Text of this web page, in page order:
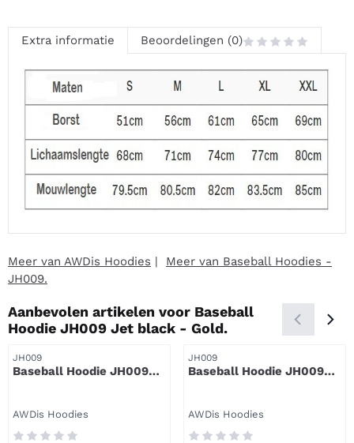
Extra informatie Beoordelingen (0)
Meer van AWDis Hoodies | Meer van Baseball Hoodies -
JH009.
Aanbevolen artikelen voor Baseball
Hoodie JH009 Jet black - Gold.
Artikelnummer
JH009
Baseball Hoodie JH009
Merk:
AWDis Hoodies
Artikelnummer
JH009
Baseball Hoodie JH009
Merk:
AWDis Hoodies